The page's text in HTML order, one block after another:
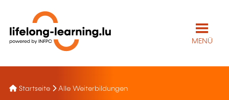
MENÜ
Startseite Alle Weiterbildungen